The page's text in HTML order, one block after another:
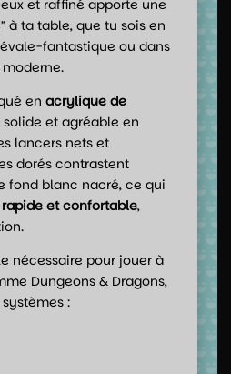
et raffiné apporte une
à ta table, que tu sois en
fantastique ou dans
en acrylique de
et agréable en
lancers nets et
dorés contrastent
fond blanc nacré, ce qui
et confortable,
nécessaire pour jouer à
Dungeons & Dragons,
: